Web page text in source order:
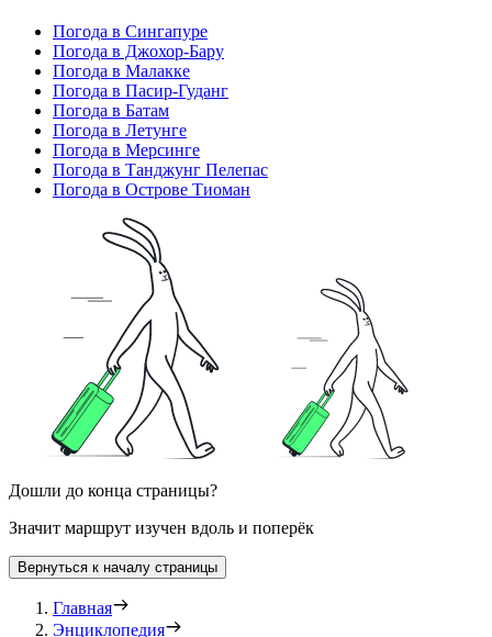
Погода в Сингапуре
Погода в Джохор-Бару
Погода в Малакке
Погода в Пасир-Гуданг
Погода в Батам
Погода в Летунге
Погода в Мерсинге
Погода в Танджунг Пелепас
Погода в Острове Тиоман
Дошли до конца страницы?
Значит маршрут изучен вдоль и поперёк
Вернуться к началу страницы
Главная
Энциклопедия